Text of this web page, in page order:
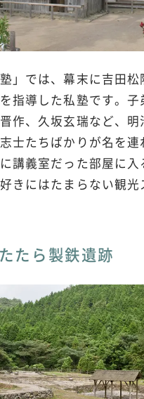
塾」では、幕末に吉田
指導した私塾です。子
作、久坂玄瑞など、明
士たちばかりが名を連
講義室だった部屋に入
きにはたまらない観光
たら製鉄遺跡